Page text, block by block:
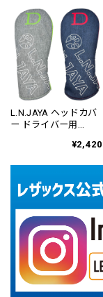
L.N.JAYA ヘッドカバ
ー ドライバー用
¥2,420